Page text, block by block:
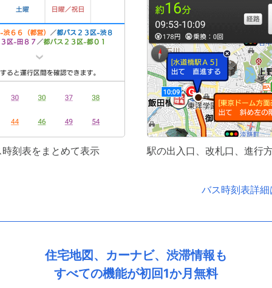
刻表をまとめて表示 駅の出入口、改札口、進行
バス時刻表詳
住宅地図、カーナビ、渋滞情報も
すべての機能が初回1か月無料